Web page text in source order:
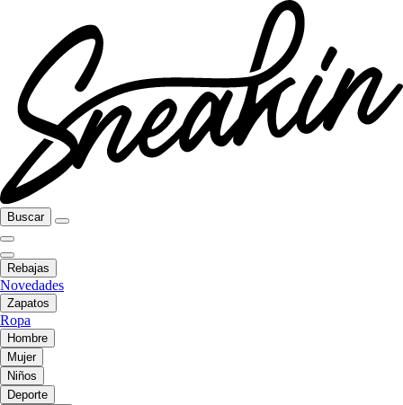
Buscar
Rebajas
Novedades
Zapatos
Ropa
Hombre
Mujer
Niños
Deporte